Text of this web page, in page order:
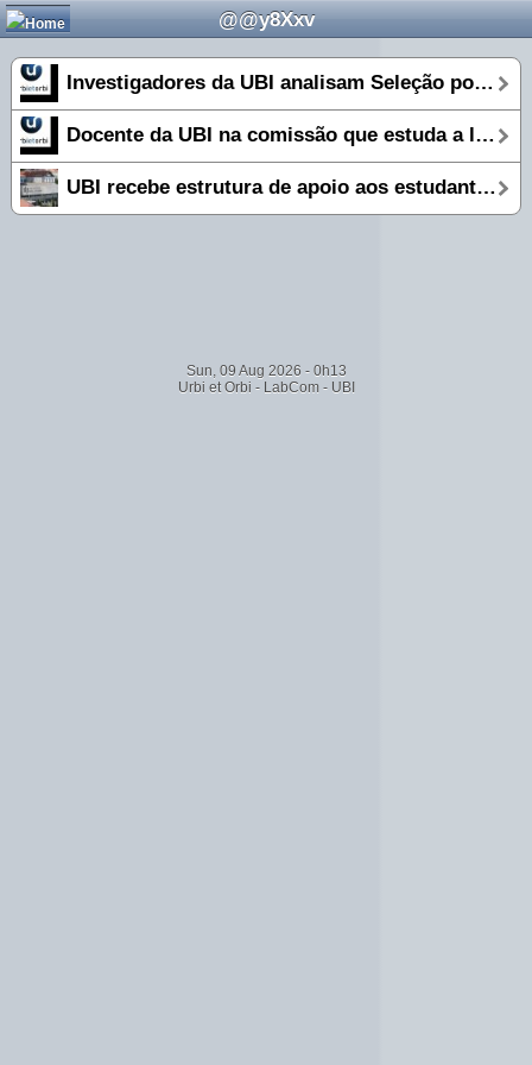
@@y8Xxv
Investigadores da UBI analisam Seleção portuguesa de futebol nos meios digitais
Docente da UBI na comissão que estuda a localização do futuro aeroporto de Lisboa
UBI recebe estrutura de apoio aos estudantes internacionais
Sun, 09 Aug 2026 - 0h13
Urbi et Orbi - LabCom- UBI